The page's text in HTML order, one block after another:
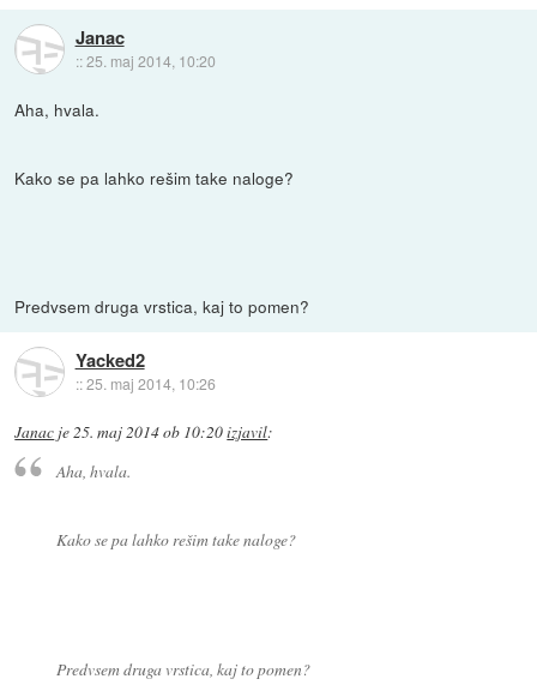
Janac
::25. maj 2014, 10:20
Aha, hvala.
Kako se pa lahko rešim take naloge?
Predvsem druga vrstica, kaj to pomen?
Yacked2
::25. maj 2014, 10:26
Janac je25. maj 2014 ob 10:20izjavil:
Aha, hvala.
Kako se pa lahko rešim take naloge?
Predvsem druga vrstica, kaj to pomen?